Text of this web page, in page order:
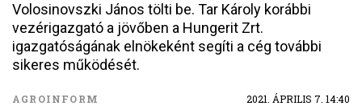
Volosinovszki János tölti be. Tar Károly korábbi
vezérigazgató a jövőben a Hungerit Zrt.
igazgatóságának elnökeként segíti a cég további
sikeres működését.
AGROINFORM 2021. ÁPRILIS 7. 14:40